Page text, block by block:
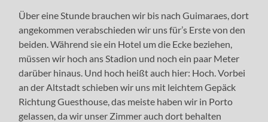
Über eine Stunde brauchen wir bis nach Guimaraes, dort
angekommen verabschieden wir uns für’s Erste von den
beiden. Während sie ein Hotel um die Ecke beziehen,
müssen wir hoch ans Stadion und noch ein paar Meter
darüber hinaus. Und hoch heißt auch hier: Hoch. Vorbei
an der Altstadt schieben wir uns mit leichtem Gepäck
Richtung Guesthouse, das meiste haben wir in Porto
gelassen, da wir unser Zimmer auch dort behalten